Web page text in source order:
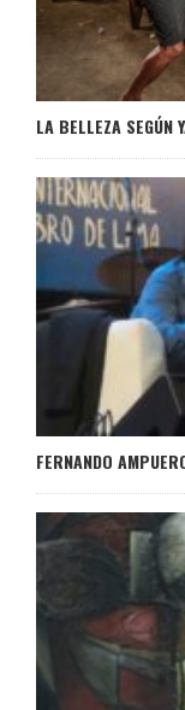
LA BELLEZA SEGÚN
FERNANDO